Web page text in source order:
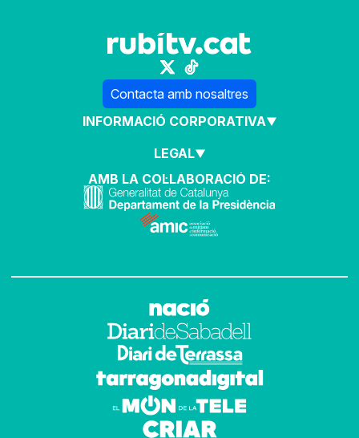
Contacta amb nosaltres
INFORMACIÓ CORPORATIVA
LEGAL
AMB LA COL·LABORACIÓ DE: